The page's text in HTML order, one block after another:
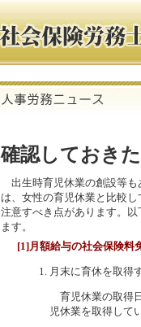
確認しておき
出生時育児休業の創設等も
は、女性の育児休業と比較
注意すべき点があります。
ます。
[1]月額給与の社会保険料
月末に育休を取得
育児休業の取得
児休業を取得して